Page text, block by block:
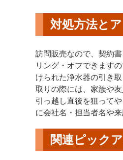
対処方法と
訪問販売なので、契約
リング・オフできます
けられた浄水器の引き
取りの際には、家族や
引っ越し直後を狙って
に会社名・担当者名や
関連ピック